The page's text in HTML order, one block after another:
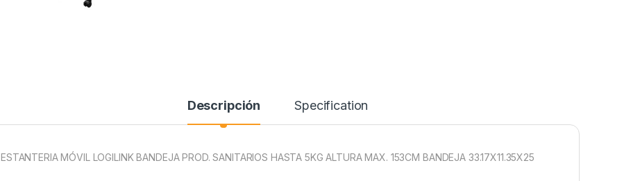
Descripción Specification
ESTANTERIA MÓVIL LOGILINK BANDEJA PROD. SANITARIOS HASTA 5KG ALTURA MAX. 153CM BANDEJA 33.17X11.35X25